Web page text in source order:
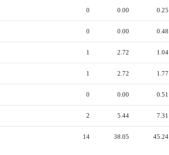
0 0.00 0.25
0 0.00 0.48
1 2.72 1.04
1 2.72 1.77
0 0.00 0.51
2 5.44 7.31
14 38.05 45.24